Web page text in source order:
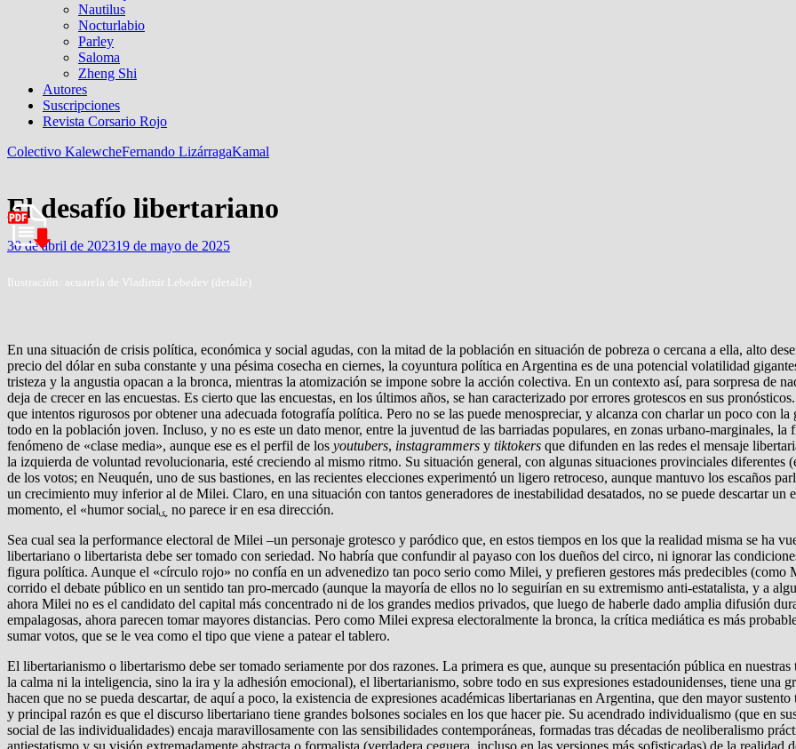
Nautilus
Nocturlabio
Parley
Saloma
Zheng Shi
Autores
Suscripciones
Revista Corsario Rojo
Colectivo KalewcheFernando LizárragaKamal
El desafío libertariano
30 de abril de 202319 de mayo de 2025
Ilustración: acuarela de Vladimir Lebedev (detalle)
En una situación de crisis política, económica y social agudas, con la mitad de la población en situación de pobreza o cercana a ella, alto
precio del dólar en suba constante y una pésima cosecha en ciernes, la coyuntura política en Argentina es de una potencial volatilidad
tristeza y la angustia opacan a la bronca, mientras la atomización se impone sobre la acción colectiva. En un contexto así, para sorpresa de
deja de crecer en las encuestas. Es cierto que las encuestas, en los últimos años, se han caracterizado por errores grotescos en sus
que intentos rigurosos por obtener una adecuada fotografía política. Pero no se las puede menospreciar, y alcanza con charlar un poco con
todo en la población joven. Incluso, y no es este un dato menor, entre la juventud de las barriadas populares, en zonas urbano-marginales,
fenómeno de «clase media», aunque ese es el perfil de los youtubers, instagrammers y tiktokers que difunden en las redes el mensaje
la izquierda de voluntad revolucionaria, esté creciendo al mismo ritmo. Su situación general, con algunas situaciones provinciales
de los votos; en Neuquén, uno de sus bastiones, en las recientes elecciones experimentó un ligero retroceso, aunque mantuvo los escaños
un crecimiento muy inferior al de Milei. Claro, en una situación con tantos generadores de inestabilidad desatados, no se puede descartar
momento, el «humor socialۑ no parece ir en esa dirección.
Sea cual sea la performance electoral de Milei –un personaje grotesco y paródico que, en estos tiempos en los que la realidad misma se ha
libertariano o libertarista debe ser tomado con seriedad. No habría que confundir al payaso con los dueños del circo, ni ignorar las
figura política. Aunque el «círculo rojo» no confía en un advenedizo tan poco serio como Milei, y prefieren gestores más predecibles (como
corrido el debate público en un sentido tan pro-mercado (aunque la mayoría de ellos no lo seguirían en su extremismo anti-estatalista, y a
ahora Milei no es el candidato del capital más concentrado ni de los grandes medios privados, que luego de haberle dado amplia difusión
empalagosas, ahora parecen tomar mayores distancias. Pero como Milei expresa electoralmente la bronca, la crítica mediática es más
sumar votos, que se le vea como el tipo que viene a patear el tablero.
El libertarianismo o libertarismo debe ser tomado seriamente por dos razones. La primera es que, aunque su presentación pública en
la calma ni la inteligencia, sino la ira y la adhesión emocional), el libertarianismo, sobre todo en sus expresiones estadounidenses, tiene una
hacen que no se pueda descartar, de aquí a poco, la existencia de expresiones académicas libertarianas en Argentina, que den mayor
y principal razón es que el discurso libertariano tiene grandes bolsones sociales en los que hacer pie. Su acendrado individualismo (que en
social de las individualidades) encaja maravillosamente con las sensibilidades contemporáneas, formadas tras décadas de neoliberalismo
antiestatismo y su visión extremadamente abstracta o formalista (verdadera ceguera, incluso en las versiones más sofisticadas) de la realidad